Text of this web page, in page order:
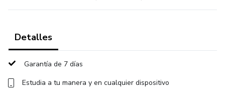
Detalles
Garantía de 7 días
Estudia a tu manera y en cualquier dispositivo